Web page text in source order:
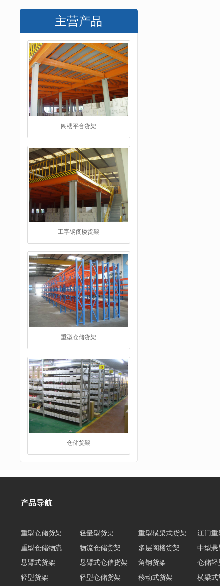
主营产品
产品导航
重型仓储货架 轻量型货架 重型横梁式货架
江门重
物流仓储货架 多层阁楼货架
中型悬
悬臂式货架
悬臂式仓储货架 角钢货架
仓储轻
轻型货架
轻型仓储货架 移动式货架 横梁式